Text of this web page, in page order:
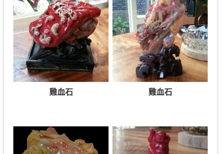
雞血石 雞血石